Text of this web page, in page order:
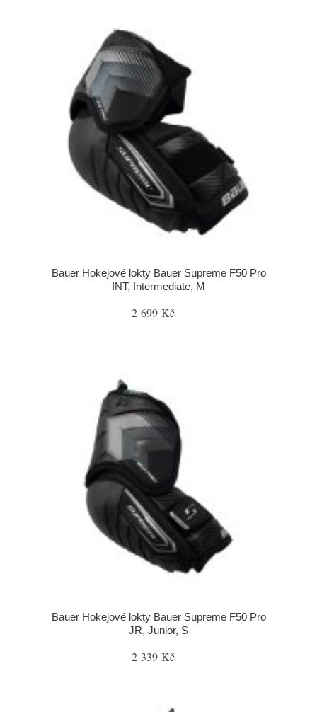
Bauer Hokejové lokty Bauer Supreme F50 Pro
INT, Intermediate, M
2 699 Kč
Bauer Hokejové lokty Bauer Supreme F50 Pro
JR, Junior, S
2 339 Kč